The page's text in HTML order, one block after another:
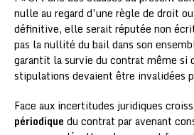
nulle au regard d’une règle de droit
définitive, elle serait réputée non
pas la nullité du bail dans son
garantit la survie du contrat même si
stipulations devaient être invalidées
Face aux incertitudes juridiques
périodique du contrat par avenant